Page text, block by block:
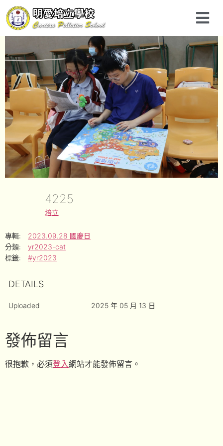
4225
培立
專輯:
2023.09.28 國慶日
分類:
yr2023-cat
標籤:
#yr2023
DETAILS
Uploaded 2025 年 05 月 13 日
發佈留言
很抱歉，必須登入網站才能發佈留言。